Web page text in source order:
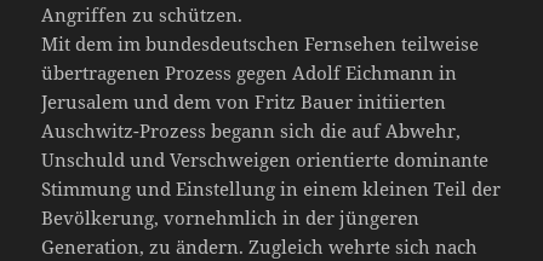
Angriffen zu schützen.
Mit dem im bundesdeutschen Fernsehen teilweise
übertragenen Prozess gegen Adolf Eichmann in
Jerusalem und dem von Fritz Bauer initiierten
Auschwitz-Prozess begann sich die auf Abwehr,
Unschuld und Verschweigen orientierte dominante
Stimmung und Einstellung in einem kleinen Teil der
Bevölkerung, vornehmlich in der jüngeren
Generation, zu ändern. Zugleich wehrte sich nach